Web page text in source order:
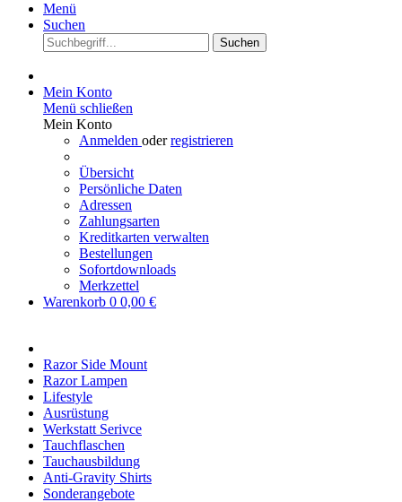
Menü
Suchen
Suchen
Mein Konto
Menü schließen
Mein Konto
Anmelden oderregistrieren
Übersicht
Persönliche Daten
Adressen
Zahlungsarten
Kreditkarten verwalten
Bestellungen
Sofortdownloads
Merkzettel
Warenkorb 0 0,00 €
Razor Side Mount
Razor Lampen
Lifestyle
Ausrüstung
Werkstatt Serivce
Tauchflaschen
Tauchausbildung
Anti-Gravity Shirts
Sonderangebote